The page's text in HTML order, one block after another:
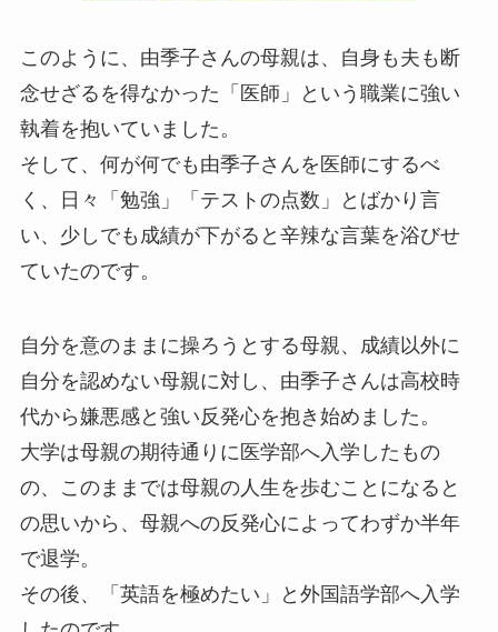
このように、由季子さんの母親は、自身も夫も断
念せざるを得なかった「医師」という職業に強い
執着を抱いていました。
そして、何が何でも由季子さんを医師にするべ
く、日々「勉強」「テストの点数」とばかり言
い、少しでも成績が下がると辛辣な言葉を浴びせ
ていたのです。
自分を意のままに操ろうとする母親、成績以外に
自分を認めない母親に対し、由季子さんは高校時
代から嫌悪感と強い反発心を抱き始めました。
大学は母親の期待通りに医学部へ入学したもの
の、このままでは母親の人生を歩むことになると
の思いから、母親への反発心によってわずか半年
で退学。
その後、「英語を極めたい」と外国語学部へ入学